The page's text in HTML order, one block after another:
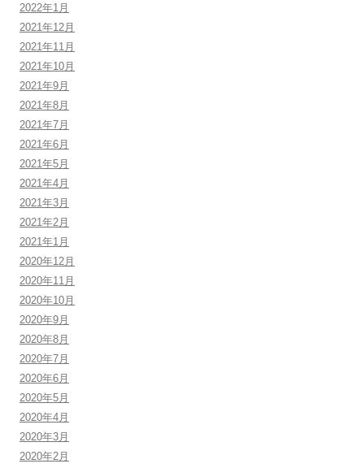
2022年1月
2021年12月
2021年11月
2021年10月
2021年9月
2021年8月
2021年7月
2021年6月
2021年5月
2021年4月
2021年3月
2021年2月
2021年1月
2020年12月
2020年11月
2020年10月
2020年9月
2020年8月
2020年7月
2020年6月
2020年5月
2020年4月
2020年3月
2020年2月